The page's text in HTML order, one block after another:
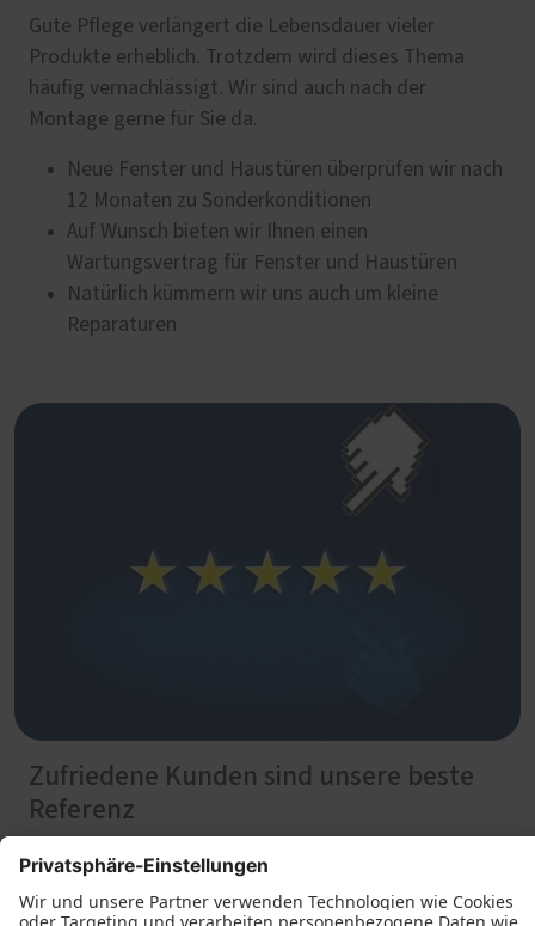
Gute Pflege verlängert die Lebensdauer vieler
Produkte erheblich. Trotzdem wird dieses Thema
häufig vernachlässigt. Wir sind auch nach der
Montage gerne für Sie da.
Neue Fenster und Haustüren überprüfen wir nach
12 Monaten zu Sonderkonditionen
Auf Wunsch bieten wir Ihnen einen
Wartungsvertrag für Fenster und Haustüren
Natürlich kümmern wir uns auch um kleine
Reparaturen
Zufriedene Kunden sind unsere beste
Referenz
überzeugen und die Erfahrungen anderer Kunden und
Projekte kennenlernen? Dazu haben Sie mehrere